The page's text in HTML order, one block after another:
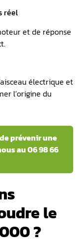
réel
et de réponse
électrique et
l’origine du
prévenir une
au 06 98 66
le
?